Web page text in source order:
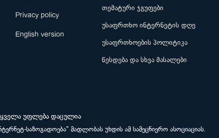
Privacy policy
English version
თემატური ჯგუფები
უსაფრთხო ინტერნეტის დღე
უსაფრთხოების პოლიტიკა
წესდება და სხვა მასალები
. ყველა უფლება დაცულია
საზოგადოება" მადლობას უხდის ამ სამეცნიერო ასოციაციას.